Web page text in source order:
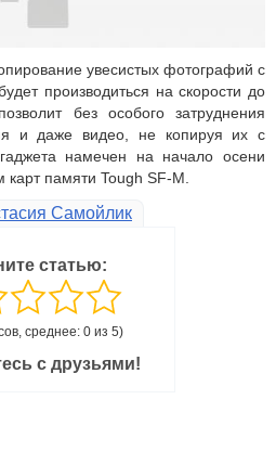
увесистых фотографий с
производиться на скорости до
без особого затруднения
и даже видео, не копируя их с
намечен на начало осени
памяти Tough SF-M.
Самойлик
статью:
среднее: 0 из 5)
с друзьями!